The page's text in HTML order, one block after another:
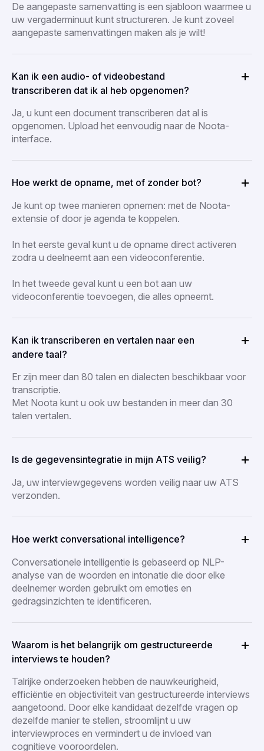
De aangepaste samenvatting is een sjabloon waarmee u
uw vergaderminuut kunt structureren. Je kunt zoveel
aangepaste samenvattingen maken als je wilt!
Kan ik een audio- of videobestand
transcriberen dat ik al heb opgenomen?
Ja, u kunt een document transcriberen dat al is
opgenomen. Upload het eenvoudig naar de Noota-
interface.
Hoe werkt de opname, met of zonder bot?
Je kunt op twee manieren opnemen: met de Noota-
extensie of door je agenda te koppelen.
In het eerste geval kunt u de opname direct activeren
zodra u deelneemt aan een videoconferentie.
In het tweede geval kunt u een bot aan uw
videoconferentie toevoegen, die alles opneemt.
Kan ik transcriberen en vertalen naar een
andere taal?
Er zijn meer dan 80 talen en dialecten beschikbaar voor
transcriptie.
Met Noota kunt u ook uw bestanden in meer dan 30
talen vertalen.
Is de gegevensintegratie in mijn ATS veilig?
Ja, uw interviewgegevens worden veilig naar uw ATS
verzonden.
Hoe werkt conversational intelligence?
Conversationele intelligentie is gebaseerd op NLP-
analyse van de woorden en intonatie die door elke
deelnemer worden gebruikt om emoties en
gedragsinzichten te identificeren.
Waarom is het belangrijk om gestructureerde
interviews te houden?
Talrijke onderzoeken hebben de nauwkeurigheid,
efficiëntie en objectiviteit van gestructureerde interviews
aangetoond. Door elke kandidaat dezelfde vragen op
dezelfde manier te stellen, stroomlijnt u uw
interviewproces en vermindert u de invloed van
cognitieve vooroordelen.